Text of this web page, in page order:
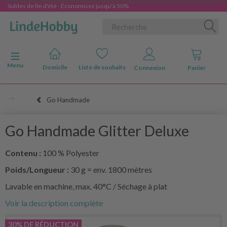
Soldes de fin d'été - Économisez jusqu'à 50%
Basculer la navigation
Menu
Domicile Liste de souhaits Connexion Panier
Go Handmade
Go Handmade Glitter Deluxe
Contenu : 100 % Polyester
Poids/Longueur : 30 g = env. 1800 mètres
Lavable en machine, max. 40°C / Séchage à plat
Voir la description complète
30% DE RÉDUCTION